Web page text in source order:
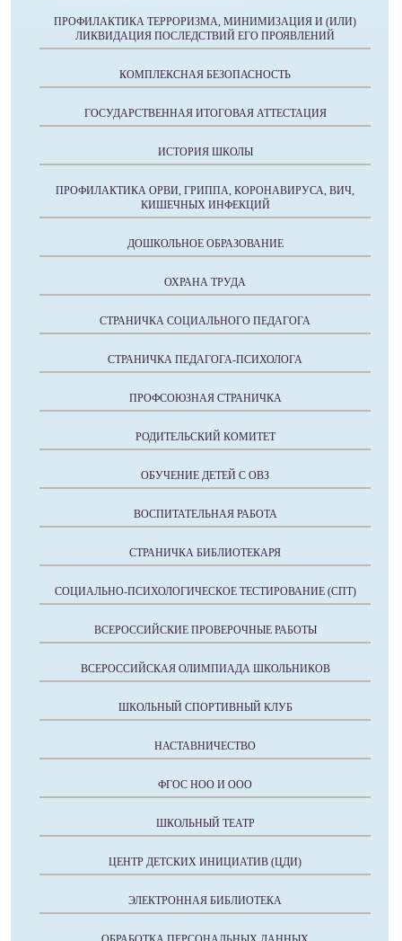
ПРОФИЛАКТИКА ТЕРРОРИЗМА, МИНИМИЗАЦИЯ И (ИЛИ)
ЛИКВИДАЦИЯ ПОСЛЕДСТВИЙ ЕГО ПРОЯВЛЕНИЙ
КОМПЛЕКСНАЯ БЕЗОПАСНОСТЬ
ГОСУДАРСТВЕННАЯ ИТОГОВАЯ АТТЕСТАЦИЯ
ИСТОРИЯ ШКОЛЫ
ПРОФИЛАКТИКА ОРВИ, ГРИППА, КОРОНАВИРУСА, ВИЧ,
КИШЕЧНЫХ ИНФЕКЦИЙ
ДОШКОЛЬНОЕ ОБРАЗОВАНИЕ
ОХРАНА ТРУДА
СТРАНИЧКА СОЦИАЛЬНОГО ПЕДАГОГА
СТРАНИЧКА ПЕДАГОГА-ПСИХОЛОГА
ПРОФСОЮЗНАЯ СТРАНИЧКА
РОДИТЕЛЬСКИЙ КОМИТЕТ
ОБУЧЕНИЕ ДЕТЕЙ С ОВЗ
ВОСПИТАТЕЛЬНАЯ РАБОТА
СТРАНИЧКА БИБЛИОТЕКАРЯ
СОЦИАЛЬНО-ПСИХОЛОГИЧЕСКОЕ ТЕСТИРОВАНИЕ (СПТ)
ВСЕРОССИЙСКИЕ ПРОВЕРОЧНЫЕ РАБОТЫ
ВСЕРОССИЙСКАЯ ОЛИМПИАДА ШКОЛЬНИКОВ
ШКОЛЬНЫЙ СПОРТИВНЫЙ КЛУБ
НАСТАВНИЧЕСТВО
ФГОС НОО И ООО
ШКОЛЬНЫЙ ТЕАТР
ЦЕНТР ДЕТСКИХ ИНИЦИАТИВ (ЦДИ)
ЭЛЕКТРОННАЯ БИБЛИОТЕКА